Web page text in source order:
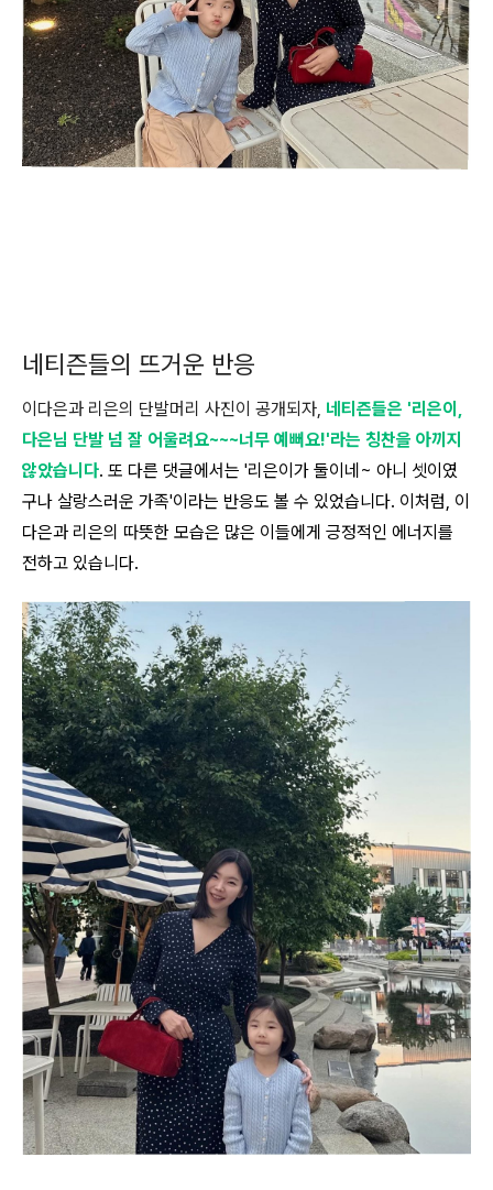
네티즌들의 뜨거운 반응
이다은과 리은의 단발머리 사진이 공개되자, 네티즌들은 '리은이,
다은님 단발 넘 잘 어울려요~~~너무 예뻐요!'라는 칭찬을 아끼지
않았습니다. 또 다른 댓글에서는 '리은이가 둘이네~ 아니 셋이였
구나 살랑스러운 가족'이라는 반응도 볼 수 있었습니다. 이처럼, 이
다은과 리은의 따뜻한 모습은 많은 이들에게 긍정적인 에너지를
전하고 있습니다.